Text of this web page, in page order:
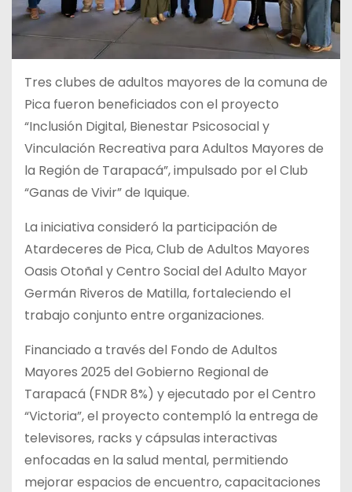
Tres clubes de adultos mayores de la comuna de
Pica fueron beneficiados con el proyecto
“Inclusión Digital, Bienestar Psicosocial y
Vinculación Recreativa para Adultos Mayores de
la Región de Tarapacá”, impulsado por el Club
“Ganas de Vivir” de Iquique.
La iniciativa consideró la participación de
Atardeceres de Pica, Club de Adultos Mayores
Oasis Otoñal y Centro Social del Adulto Mayor
Germán Riveros de Matilla, fortaleciendo el
trabajo conjunto entre organizaciones.
Financiado a través del Fondo de Adultos
Mayores 2025 del Gobierno Regional de
Tarapacá (FNDR 8%) y ejecutado por el Centro
“Victoria”, el proyecto contempló la entrega de
televisores, racks y cápsulas interactivas
enfocadas en la salud mental, permitiendo
mejorar espacios de encuentro, capacitaciones